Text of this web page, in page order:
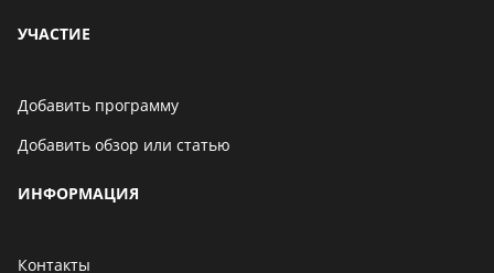
УЧАСТИЕ
Добавить программу
Добавить обзор или статью
ИНФОРМАЦИЯ
Контакты